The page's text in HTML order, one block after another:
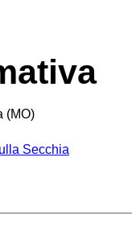
(MO)
Secchia